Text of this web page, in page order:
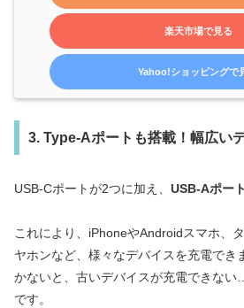
楽天市場で見る
Yahoo!ショッピングで
3. Type-Aポートも搭載！幅広い
USB-Cポートが2つに加え、 USB-Aポー
これにより、iPhoneやAndroidスマホ、
ヤホンなど、様々なデバイスを充電でき
かないと、古いデバイスが充電できな
です。